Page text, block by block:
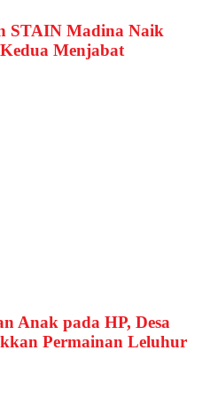
STAIN Madina Naik
Menjabat
Anak pada HP, Desa
Permainan Leluhur